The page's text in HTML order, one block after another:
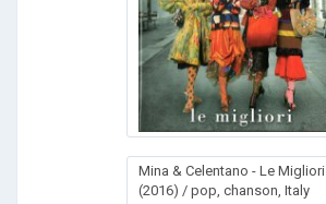
Mina & Celentano - Le Migliori
(2016) / pop, chanson, Italy